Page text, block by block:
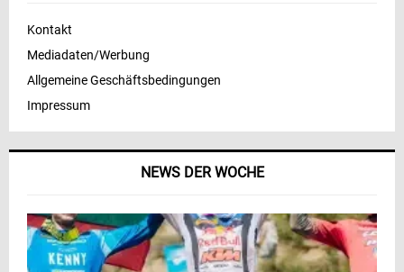
NEWS DER WOCHE
Kontakt
Mediadaten/Werbung
Allgemeine Geschäftsbedingungen
Impressum